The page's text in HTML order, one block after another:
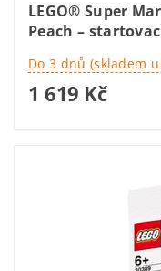
LEGO® Super
Peach –
Do 3 dnů (skladem
1 619 Kč